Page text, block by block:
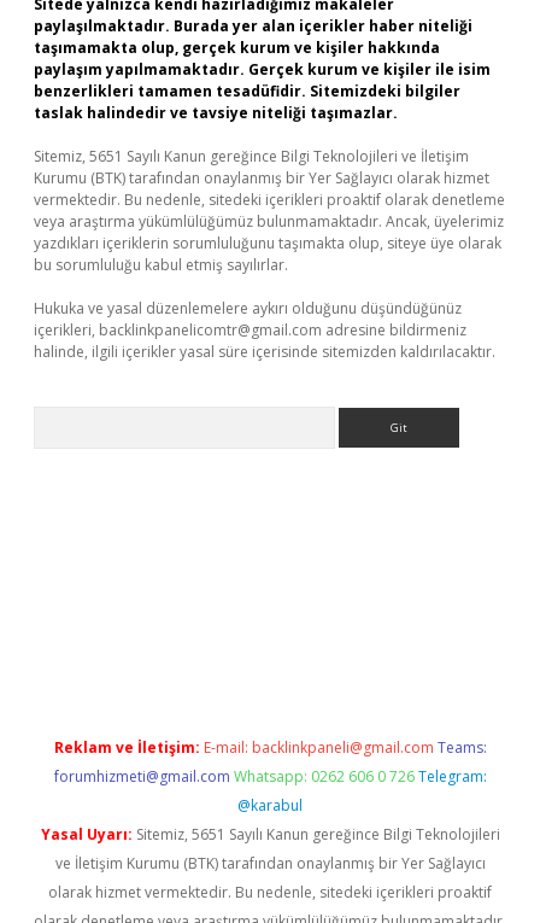
Sitede yalnızca kendi hazırladığımız makaleler
paylaşılmaktadır. Burada yer alan içerikler haber niteliği
taşımamakta olup, gerçek kurum ve kişiler hakkında
paylaşım yapılmamaktadır. Gerçek kurum ve kişiler ile isim
benzerlikleri tamamen tesadüfidir. Sitemizdeki bilgiler
taslak halindedir ve tavsiye niteliği taşımazlar.
Sitemiz, 5651 Sayılı Kanun gereğince Bilgi Teknolojileri ve İletişim
Kurumu (BTK) tarafından onaylanmış bir Yer Sağlayıcı olarak hizmet
vermektedir. Bu nedenle, sitedeki içerikleri proaktif olarak denetleme
veya araştırma yükümlülüğümüz bulunmamaktadır. Ancak, üyelerimiz
yazdıkları içeriklerin sorumluluğunu taşımakta olup, siteye üye olarak
bu sorumluluğu kabul etmiş sayılırlar.
Hukuka ve yasal düzenlemelere aykırı olduğunu düşündüğünüz
içerikleri, backlinkpanelicomtr@gmail.com adresine bildirmeniz
halinde, ilgili içerikler yasal süre içerisinde sitemizden kaldırılacaktır.
Reklam ve İletişim: E-mail: backlinkpaneli@gmail.com Teams:
forumhizmeti@gmail.com Whatsapp: 0262 606 0 726 Telegram:
@karabul
Yasal Uyarı: Sitemiz, 5651 Sayılı Kanun gereğince Bilgi Teknolojileri
ve İletişim Kurumu (BTK) tarafından onaylanmış bir Yer Sağlayıcı
olarak hizmet vermektedir. Bu nedenle, sitedeki içerikleri proaktif